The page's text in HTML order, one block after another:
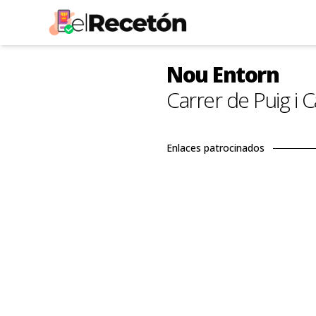
Nou Entorn
Carrer de Puig i
Enlaces patrocinados